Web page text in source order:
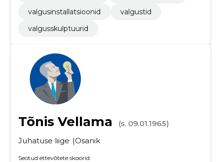
valgusinstallatsioonid
valgustid
valgusskulptuurid
Tõnis Vellama
(s. 09.01.1965)
Juhatuse liige
Osanik
Seotud ettevõtete skoorid